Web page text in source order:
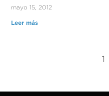
mayo 15, 2012
Leer más
1